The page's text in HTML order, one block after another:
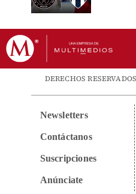
DERECHOS
Newsletters
Contáctanos
Suscripciones
Anúnciate